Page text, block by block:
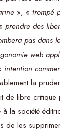
», « trompé
prendre des
pas dans
web
intention
la
de libre critique
la société
de les